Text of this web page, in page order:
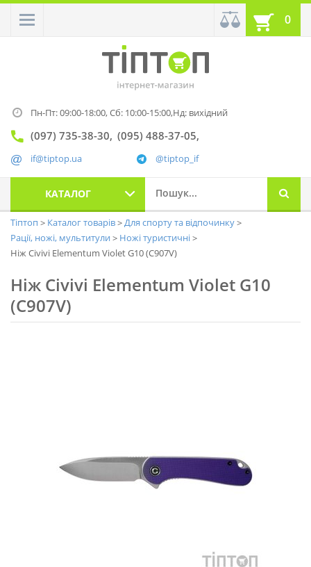
0
Пн-Пт: 09:00-18:00,Сб: 10:00-15:00,Нд: вихідний
(097) 735-38-30 (095) 488-37-05
@tiptop_if
if@tiptop.ua
КАТАЛОГ
Тіптоп Каталог товарів
Для спорту та відпочинку
Рації, ножі, мультитули
Ножі туристичні
Ніж Civivi Elementum Violet G10 (C907V)
Ніж Civivi Elementum Violet G10
(C907V)